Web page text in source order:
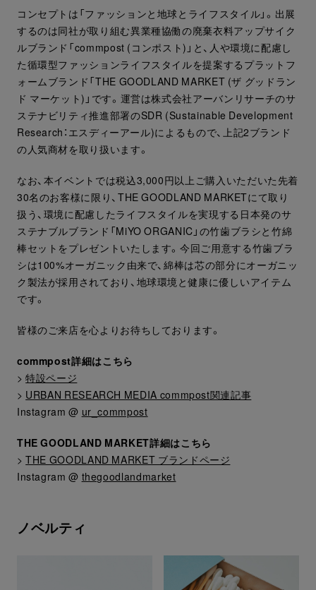
コンセプトは「ファッションと地球とライフスタイル」。出展
するのは同社が取り組む異業種協働の廃棄衣料アップサイク
ルブランド「commpost (コンポスト)」と、人や環境に配慮し
た循環型ファッションライフスタイルを提案するプラットフ
ォームブランド「THE GOODLAND MARKET (ザ グッドラン
ド マーケット)」です。運営は株式会社アーバンリサーチのサ
ステナビリティ推進部署のSDR (Sustainable Development
Research：エスディーアール)によるもので、上記2ブランド
の人気商材を取り扱います。
なお、本イベントでは税込3,000円以上ご購入いただいた先着
30名のお客様に限り、THE GOODLAND MARKETにて取り
扱う、環境に配慮したライフスタイルを実現する⽇本発のサ
ステナブルブランド「MiYO ORGANIC」の竹歯ブラシと竹綿
棒セットをプレゼントいたします。今回ご用意する竹歯ブラ
シは100%オーガニック由来で、綿棒は芯の部分にオーガニッ
ク製法が採用されており、地球環境と健康に優しいアイテム
です。
皆様のご来店を心よりお待ちしております。
commpost詳細はこちら
>特設ページ
> URBAN RESEARCH MEDIA commpost関連記事
Instagram @ ur_commpost
THE GOODLAND MARKET詳細はこちら
>THE GOODLAND MARKET ブランドページ
Instagram @ thegoodlandmarket
ノベルティ